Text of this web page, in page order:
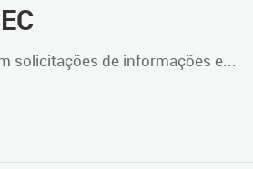
solicitações de informações e...